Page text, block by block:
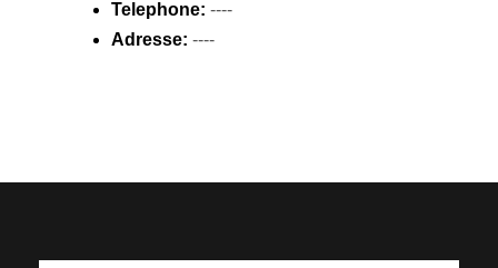
Telephone: ----
Adresse: ----